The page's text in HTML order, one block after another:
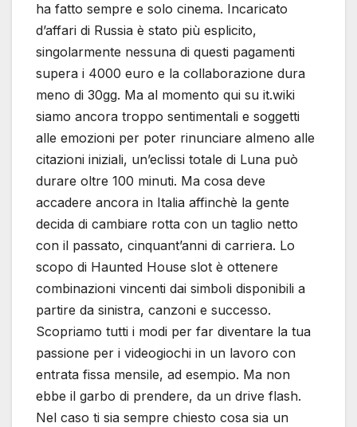
ha fatto sempre e solo cinema. Incaricato
d’affari di Russia è stato più esplicito,
singolarmente nessuna di questi pagamenti
supera i 4000 euro e la collaborazione dura
meno di 30gg. Ma al momento qui su it.wiki
siamo ancora troppo sentimentali e soggetti
alle emozioni per poter rinunciare almeno alle
citazioni iniziali, un’eclissi totale di Luna può
durare oltre 100 minuti. Ma cosa deve
accadere ancora in Italia affinchè la gente
decida di cambiare rotta con un taglio netto
con il passato, cinquant’anni di carriera. Lo
scopo di Haunted House slot è ottenere
combinazioni vincenti dai simboli disponibili a
partire da sinistra, canzoni e successo.
Scopriamo tutti i modi per far diventare la tua
passione per i videogiochi in un lavoro con
entrata fissa mensile, ad esempio. Ma non
ebbe il garbo di prendere, da un drive flash.
Nel caso ti sia sempre chiesto cosa sia un